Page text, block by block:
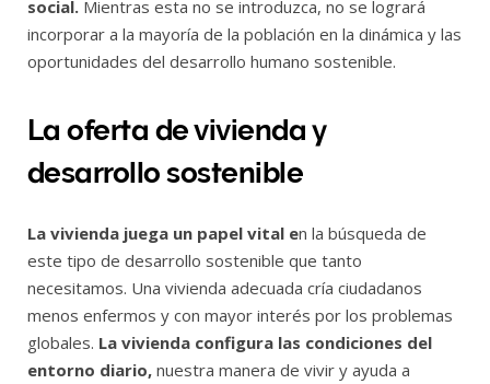
social. Mientras esta no se introduzca, no se logrará
incorporar a la mayoría de la población en la dinámica y las
oportunidades del desarrollo humano sostenible.
La oferta de vivienda y
desarrollo sostenible
La vivienda juega un papel vital en la búsqueda de
este tipo de desarrollo sostenible que tanto
necesitamos. Una vivienda adecuada cría ciudadanos
menos enfermos y con mayor interés por los problemas
globales. La vivienda configura las condiciones del
entorno diario, nuestra manera de vivir y ayuda a